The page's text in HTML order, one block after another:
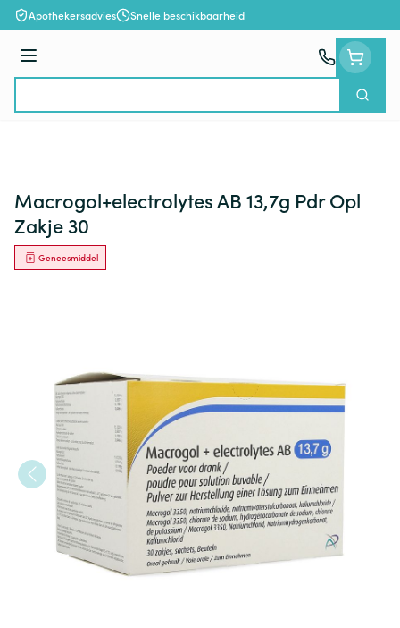
Ga naar de inhoud
Apothekersadvies Snelle beschikbaarheid
Menu
Zoek
Macrogol+electrolytes AB 13,7g Pdr Opl
Zakje 30
Geneesmiddel